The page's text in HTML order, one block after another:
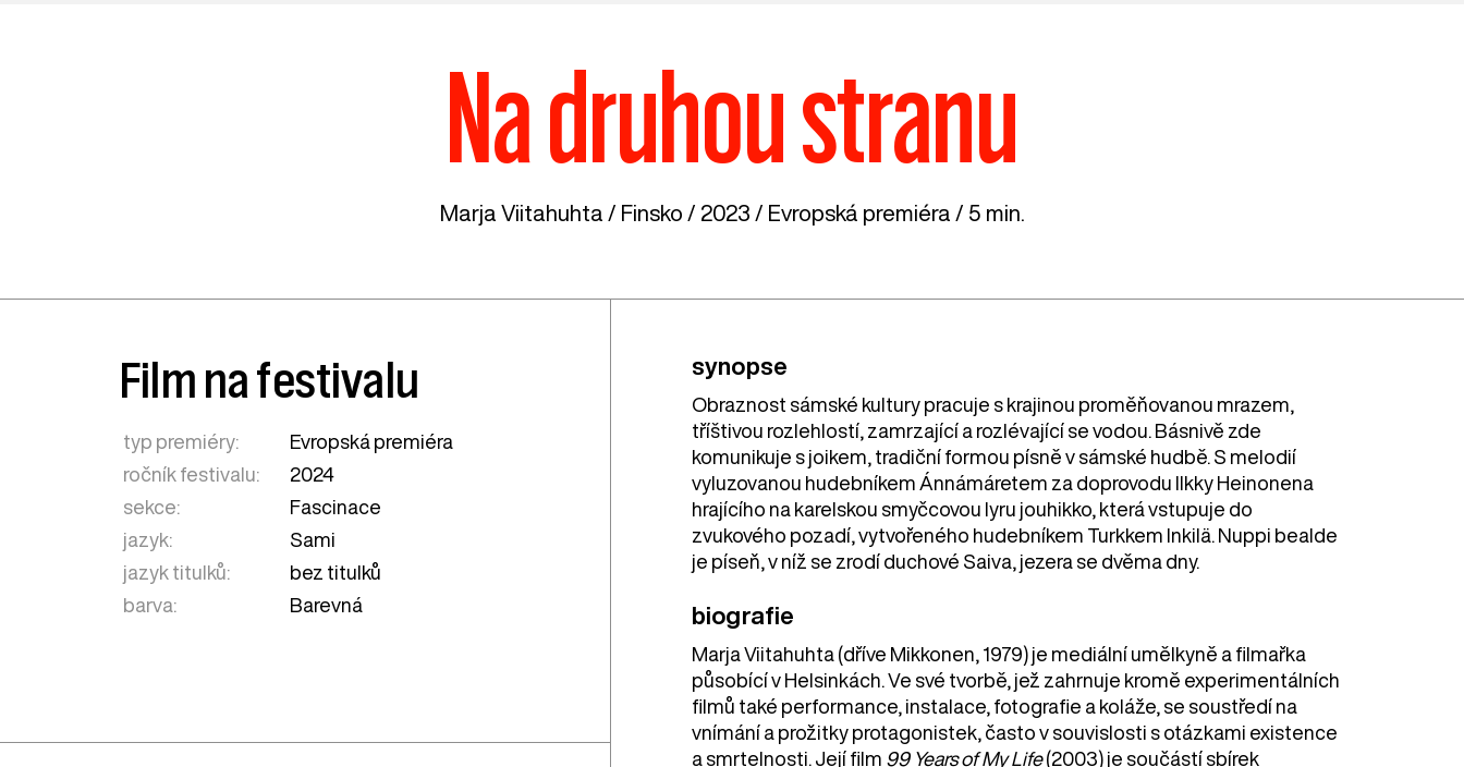
Na druhou stranu
Marja Viitahuhta / Finsko / 2023 / Evropská premiéra / 5 min.
synopse
Obraznost sámské kultury pracuje s krajinou proměňovanou mrazem,
tříštivou rozlehlostí, zamrzající a rozlévající se vodou. Básnivě zde
komunikuje s joikem, tradiční formou písně v sámské hudbě. S melodií
vyluzovanou hudebníkem Ánnámáretem za doprovodu Ilkky Heinonena
hrajícího na karelskou smyčcovou lyru jouhikko, která vstupuje do
zvukového pozadí, vytvořeného hudebníkem Turkkem Inkilä. Nuppi bealde
je píseň, v níž se zrodí duchové Saiva, jezera se dvěma dny.
biografie
Marja Viitahuhta (dříve Mikkonen, 1979) je mediální umělkyně a filmařka
působící v Helsinkách. Ve své tvorbě, jež zahrnuje kromě experimentálních
filmů také performance, instalace, fotografie a koláže, se soustředí na
vnímání a prožitky protagonistek, často v souvislosti s otázkami existence
a smrtelnosti. Její film 99 Years of My Life(2003) je součástí sbírek
Film na festivalu
typ premiéry:
Evropská premiéra
ročník festivalu:
2024
sekce:
Fascinace
jazyk:
Sami
jazyk titulků:
bez titulků
barva:
Barevná